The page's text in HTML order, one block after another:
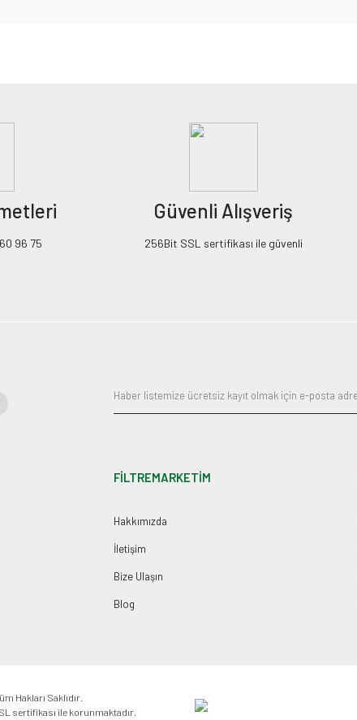
96 75
Güvenli Alışveriş
256Bit SSL sertifikası ile güvenli
FİLTREMARKETİM
Hakkımızda
İletişim
Bize Ulaşın
Blog
Hakları Saklıdır.
sertifikası ile korunmaktadır.